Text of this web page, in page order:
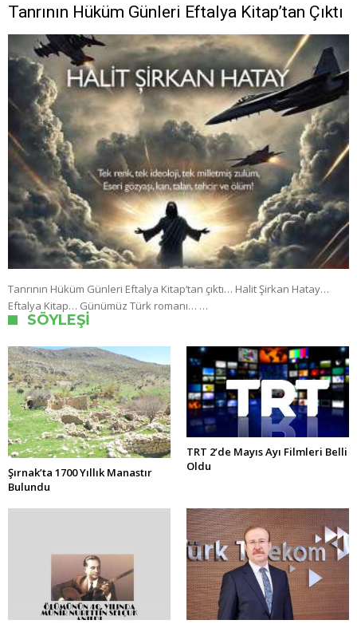
Tanrının Hüküm Günleri Eftalya Kitap’tan Çıktı
Tanrının Hüküm Günleri Eftalya Kitap’tan çıktı… Halit Şirkan Hatay…
Eftalya Kitap… Günümüz Türk romanı… …
SÖYLEŞI
Şırnak’ta 1700 Yıllık Manastır
Bulundu
TRT 2’de Mayıs Ayı Filmleri Belli
Oldu